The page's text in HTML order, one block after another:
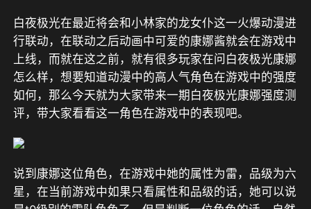
白夜极光在最近将会和小林家的龙女仆这一火爆动漫进
行联动，在联动之后动画中可爱的康娜酱就会在游戏中
上线，而就在这之前，就有很多玩家在问白夜极光康娜
怎么样，想要知道动漫中的高人气角色在游戏中的强度
如何，那么今天就为大家带来一期白夜极光康娜强度测
评，带大家看看这一角色在游戏中的表现吧。
说到康娜这位角色，在游戏中她的属性为雷，品级为六
星，在当前游戏中如果只看属性和品级的话，她可以说